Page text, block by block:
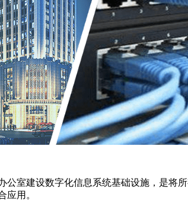
公室建设数字化信息系统基础设施，是将
应用。